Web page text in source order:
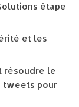
étape
et les
résoudre le
tweets pour